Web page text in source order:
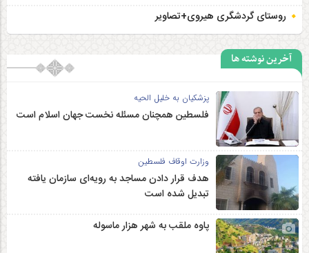
روستای گردشگری هیروی+تصاویر
آخرین نوشته ها
پزشکیان به خلیل الحیه
فلسطین همچنان مسئله نخست جهان اسلام است
وزارت اوقاف فلسطین
هدف قرار دادن مساجد به رویه‌ای سازمان‌ یافته
تبدیل شده است
پاوه ملقب به شهر هزار ماسوله